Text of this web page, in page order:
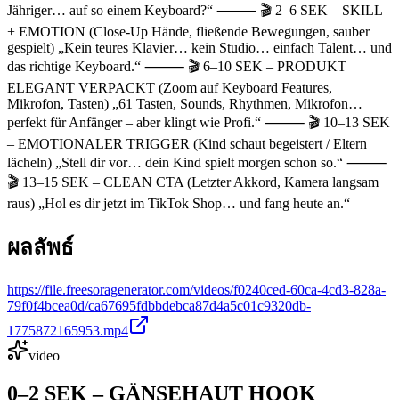
Jähriger… auf so einem Keyboard?“ ⸻ 🎬 2–6 SEK – SKILL
+ EMOTION (Close-Up Hände, fließende Bewegungen, sauber
gespielt) „Kein teures Klavier… kein Studio… einfach Talent… und
das richtige Keyboard.“ ⸻ 🎬 6–10 SEK – PRODUKT
ELEGANT VERPACKT (Zoom auf Keyboard Features,
Mikrofon, Tasten) „61 Tasten, Sounds, Rhythmen, Mikrofon…
perfekt für Anfänger – aber klingt wie Profi.“ ⸻ 🎬 10–13 SEK
– EMOTIONALER TRIGGER (Kind schaut begeistert / Eltern
lächeln) „Stell dir vor… dein Kind spielt morgen schon so.“ ⸻
🎬 13–15 SEK – CLEAN CTA (Letzter Akkord, Kamera langsam
raus) „Hol es dir jetzt im TikTok Shop… und fang heute an.“
ผลลัพธ์
https://file.freesoragenerator.com/videos/f0240ced-60ca-4cd3-828a-
79f0f4bcea0d/ca67695fdbbdebca87d4a5c01c9320db-
1775872165953.mp4
video
0–2 SEK – GÄNSEHAUT HOOK